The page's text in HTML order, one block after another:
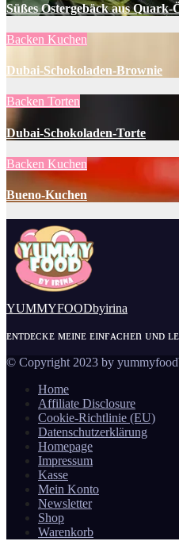
Süßes Ostergebäck aus Quark-
Backen Kuchen
Dubai-Schokoladen-Brownie
Backen Torten
Dubai-Schokoladen-Torte
Backen Kuchen
Bueno-Kuchen
YUMMYFOODbyirina
ᴇɴᴛᴅᴇᴄᴋᴇ ᴍᴇɪɴᴇ ᴇɪɴғᴀᴄʜᴇn ᴜɴᴅ
© Copyright 2023 by
Home
Affiliate Disclosure
Cookie-Richtlinie (EU)
Datenschutzerklärung
Homepage
Impressum
Kasse
Mein Konto
Newsletter
Shop
Warenkorb